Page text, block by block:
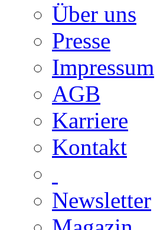
Über uns
Presse
Impressum
AGB
Karriere
Kontakt
Newsletter